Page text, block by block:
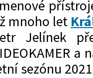
mnoho let
Jelínek
sezónu